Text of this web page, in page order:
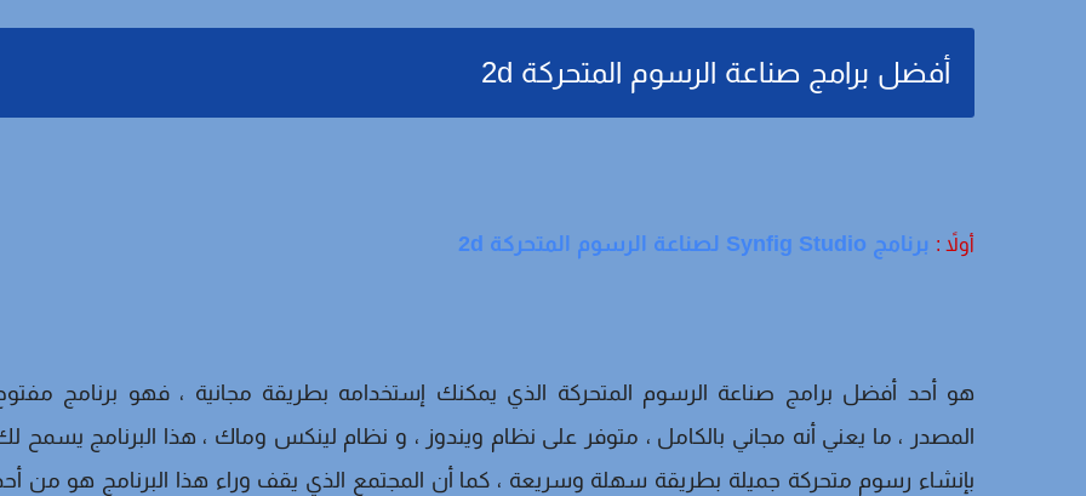
أفضل برامج صناعة الرسوم المتحركة 2d
أولاً : برنامج Synfig Studio لصناعة الرسوم المتحركة 2d
هو أحد أفضل برامج صناعة الرسوم المتحركة الذي يمكنك إستخدامه بطريقة مجانية ، فهو برنامج
المصدر ، ما يعني أنه مجاني بالكامل ، متوفر على نظام ويندوز ، و نظام لينكس وماك ، هذا البرنامج يسمح
بإنشاء رسوم متحركة جميلة بطريقة سهلة وسريعة ، كما أن المجتمع الذي يقف وراء هذا البرنامج هو من